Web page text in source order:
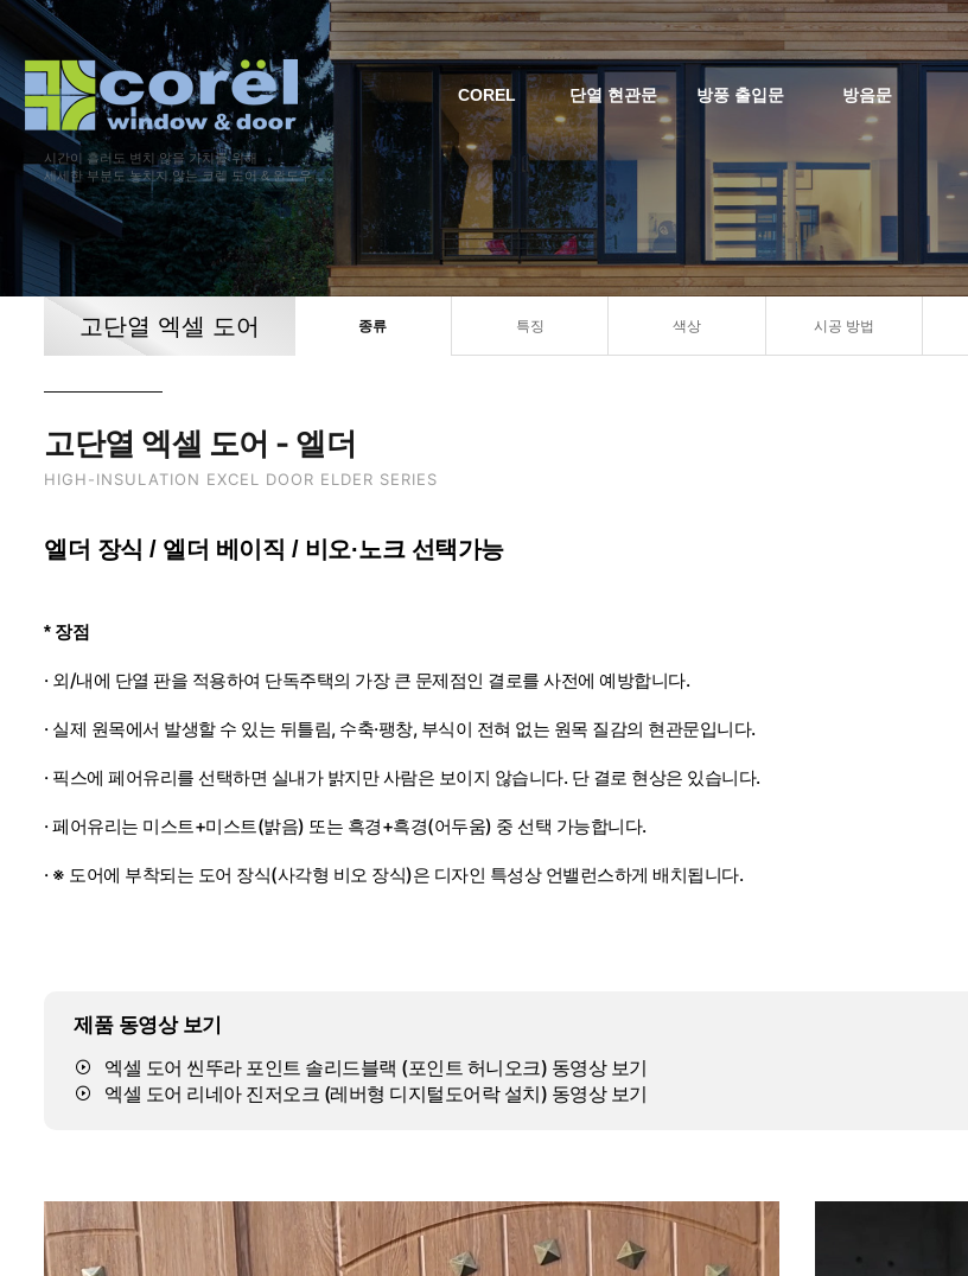
COREL 단열 현관문 방풍 출입문 방음문
시간이 흘러도 변치 않을 가치를 위해
세세한 부분도 놓치지 않는 코렐 도어 & 윈도우
고단열 엑셀 도어 종류 특징 색상 시공 방법
고단열 엑셀 도어 - 엘더
HIGH-INSULATION EXCEL DOOR ELDER SERIES
엘더 장식 / 엘더 베이직 / 비오·노크 선택가능
* 장점
· 외/내에 단열 판을 적용하여 단독주택의 가장 큰 문제점인 결로를 사전에 예방합니다.
· 실제 원목에서 발생할 수 있는 뒤틀림, 수축·팽창, 부식이 전혀 없는 원목 질감의 현관문입니다.
· 픽스에 페어유리를 선택하면 실내가 밝지만 사람은 보이지 않습니다. 단 결로 현상은 있습니다.
· 페어유리는 미스트+미스트(밝음) 또는 흑경+흑경(어두움) 중 선택 가능합니다.
· ※ 도어에 부착되는 도어 장식(사각형 비오 장식)은 디자인 특성상 언밸런스하게 배치됩니다.
제품 동영상 보기
엑셀 도어 씬뚜라 포인트 솔리드블랙 (포인트 허니오크) 동영상 보기
엑셀 도어 리네아 진저오크 (레버형 디지털도어락 설치) 동영상 보기